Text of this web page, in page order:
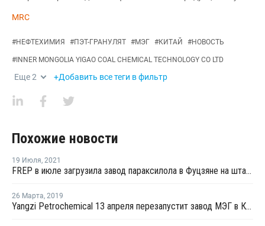
MRC
#НЕФТЕХИМИЯ #ПЭТ-ГРАНУЛЯТ #МЭГ #КИТАЙ #НОВОСТЬ
#INNER MONGOLIA YIGAO COAL CHEMICAL TECHNOLOGY CO LTD
Еще2 +Добавить все теги в фильтр
Похожие новости
19 Июля, 2021
FREP в июле загрузила завод параксилола в Фуцзяне на штатном уровне
26 Марта, 2019
Yangzi Petrochemical 13 апреля перезапустит завод МЭГ в Китае после планового ремонта